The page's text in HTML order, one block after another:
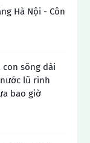
Hà Nội - Côn
con sông dài
lũ rình
bao giờ